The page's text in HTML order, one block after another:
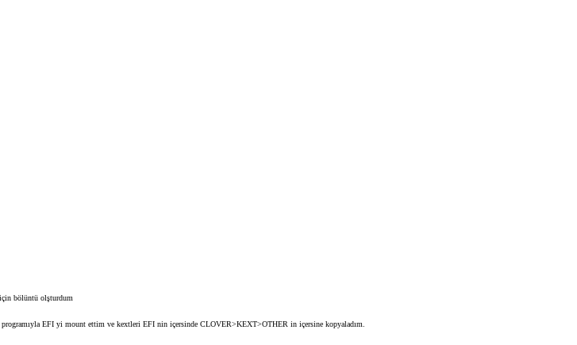
bölüntü olşturdum
EFI yi mount ettim ve kextleri EFI nin içersinde CLOVER>KEXT>OTHER in içersine kopyaladım.